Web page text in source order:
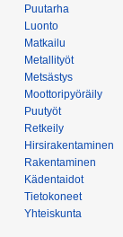
Puutarha
Luonto
Matkailu
Metallityöt
Metsästys
Moottoripyöräily
Puutyöt
Retkeily
Hirsirakentaminen
Rakentaminen
Kädentaidot
Tietokoneet
Yhteiskunta